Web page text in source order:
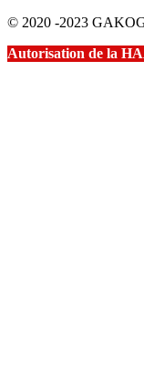
© 2020 -2023
Autorisation de la